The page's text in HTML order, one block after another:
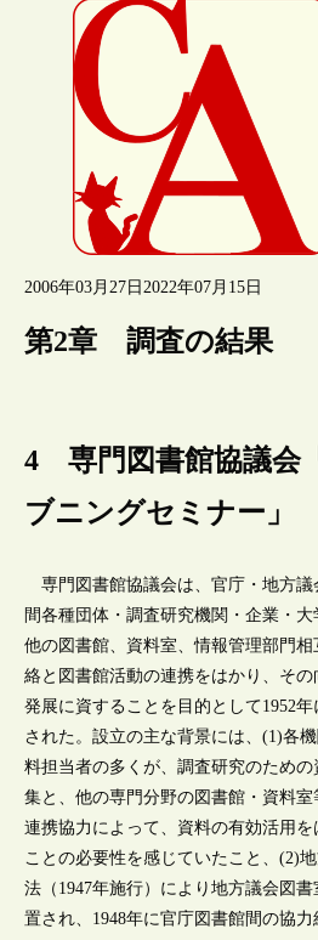
2006年03月27日 2022年07月15日
第2章 調査の結果
4 専門図書館協議会
ブニングセミナー」
専門図書館協議会は、官庁・地方議
間各種団体・調査研究機関・企業・大
他の図書館、資料室、情報管理部門相
絡と図書館活動の連携をはかり、その
発展に資することを目的として1952年
された。設立の主な背景には、(1)各
料担当者の多くが、調査研究のための
集と、他の専門分野の図書館・資料室
連携協力によって、資料の有効活用を
ことの必要性を感じていたこと、(2)
法（1947年施行）により地方議会図書
置され、1948年に官庁図書館間の協力